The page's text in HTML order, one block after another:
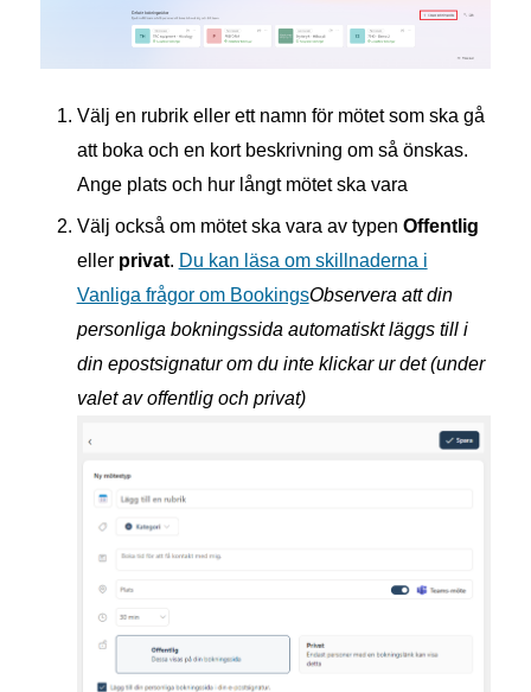
Välj en rubrik eller ett namn för mötet som ska gå
att boka och en kort beskrivning om så önskas.
Ange plats och hur långt mötet ska vara
Välj också om mötet ska vara av typen Offentlig
eller privat. Du kan läsa om skillnaderna i
Vanliga frågor om BookingsObservera att din
personliga bokningssida automatiskt läggs till i
din epostsignatur om du inte klickar ur det (under
valet av offentlig och privat)